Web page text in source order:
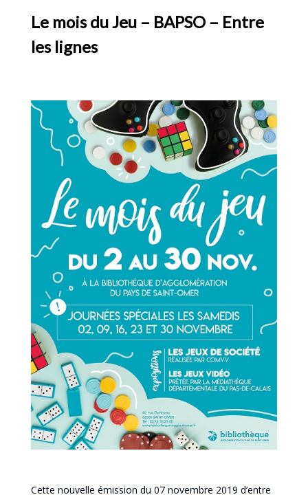
Le mois du Jeu – BAPSO – Entre
les lignes
Cette nouvelle émission du 07 novembre 2019 d’entre